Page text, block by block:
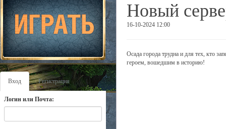
Вход Регистрация
Логин или Почта:
Новый
16-10-2024 12:00
Осада города трудна и для тех, кто
героем, вошедшим в историю!